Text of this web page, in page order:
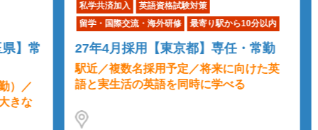
常
私学共済加入
英語資格試験対策
留学・国際交流・海外研修
最寄り駅から10分以内
27年4月採用【東京都】専任・常勤
駅近／複数名採用予定／将来に向けた英
語と実生活の英語を同時に学べる